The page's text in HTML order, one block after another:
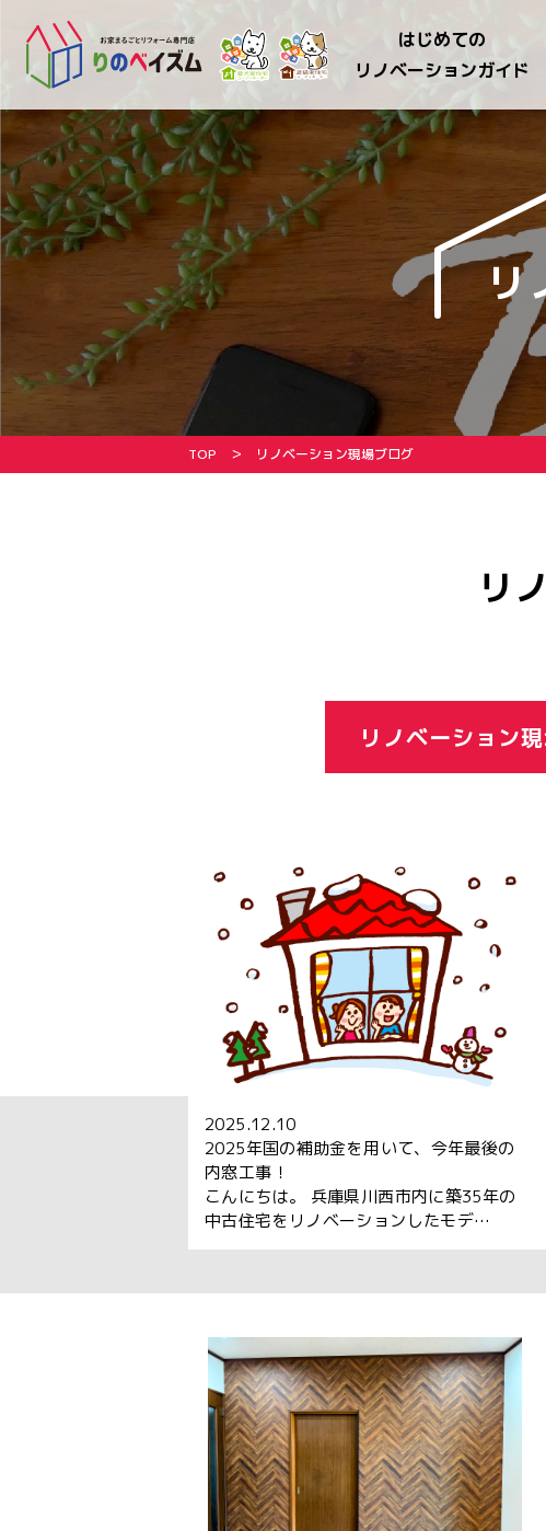
はじめての
リノベーションガイド
リ
TOP リノベーション現場ブログ
リ
リノベーション
2025.12.10
2025年国の補助金を用いて、今年最後の
内窓工事！
こんにちは。 兵庫県川西市内に築35年の
中古住宅をリノベーションしたモデ…